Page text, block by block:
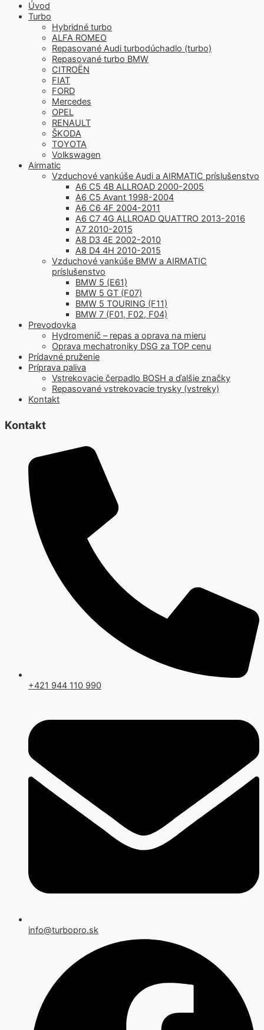
Úvod
Turbo
Hybridné turbo
ALFA ROMEO
Repasované Audi turbodúchadlo (turbo)
Repasované turbo BMW
CITROËN
FIAT
FORD
Mercedes
OPEL
RENAULT
ŠKODA
TOYOTA
Volkswagen
Airmatic
Vzduchové vankúše Audi a AIRMATIC príslušenstvo
A6 C5 4B ALLROAD 2000-2005
A6 C5 Avant 1998-2004
A6 C6 4F 2004-2011
A6 C7 4G ALLROAD QUATTRO 2013-2016
A7 2010-2015
A8 D3 4E 2002-2010
A8 D4 4H 2010-2015
Vzduchové vankúše BMW a AIRMATIC
príslušenstvo
BMW 5 (E61)
BMW 5 GT (F07)
BMW 5 TOURING (F11)
BMW 7 (F01, F02, F04)
Prevodovka
Hydromenič – repas a oprava na mieru
Oprava mechatroniky DSG za TOP cenu
Prídavné pruženie
Príprava paliva
Vstrekovacie čerpadlo BOSH a ďalšie značky
Repasované vstrekovacie trysky (vstreky)
Kontakt
Kontakt
+421 944 110 990
info@turbopro.sk